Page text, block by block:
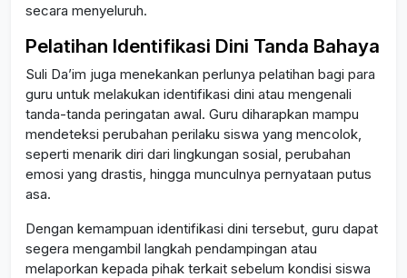
secara menyeluruh.
Pelatihan Identifikasi Dini Tanda Bahaya
Suli Da’im juga menekankan perlunya pelatihan bagi para
guru untuk melakukan identifikasi dini atau mengenali
tanda-tanda peringatan awal. Guru diharapkan mampu
mendeteksi perubahan perilaku siswa yang mencolok,
seperti menarik diri dari lingkungan sosial, perubahan
emosi yang drastis, hingga munculnya pernyataan putus
asa.
Dengan kemampuan identifikasi dini tersebut, guru dapat
segera mengambil langkah pendampingan atau
melaporkan kepada pihak terkait sebelum kondisi siswa